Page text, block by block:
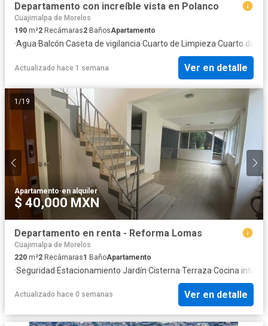
Departamento con increíble vista en Polanco
Cuajimalpa de Morelos
190 m²2 Recámaras2 BañosApartamento
·Agua·Balcón·Caseta de vigilancia·Cuarto de Limpieza·Cuarto de
Actualizado hace 1 semana Ver en detalle
1 /19
Apartamento·en alquiler
$ 40,000 MXN
Departamento en renta - Reforma Lomas
Cuajimalpa de Morelos
220 m²2 Recámaras1 BañoApartamento
·Seguridad·Estacionamiento·Jardín·Cisterna·Terraza·Cocina
Actualizado hace 0 semanas Ver en detalle